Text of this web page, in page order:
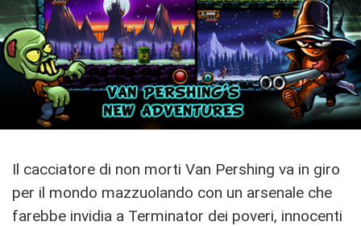
Il cacciatore di non morti Van Pershing va in giro
per il mondo mazzuolando con un arsenale che
farebbe invidia a Terminator dei poveri, innocenti